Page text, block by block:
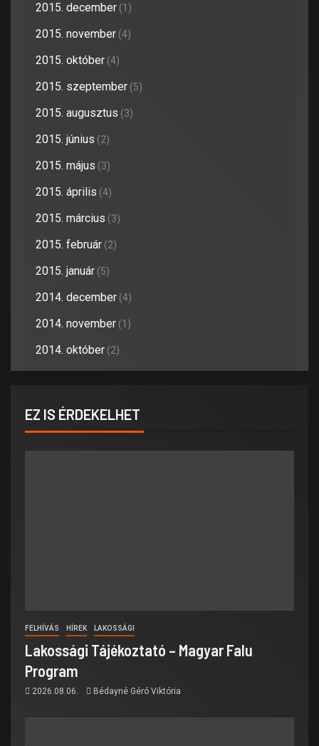
2015. december (1)
2015. november (4)
2015. október (4)
2015. szeptember (5)
2015. augusztus (3)
2015. június (2)
2015. május (3)
2015. április (4)
2015. március (3)
2015. február (2)
2015. január (5)
2014. december (4)
2014. november (1)
2014. október (2)
EZ IS ÉRDEKELHET
FELHÍVÁS HÍREK LAKOSSÁGI
Lakossági Tájékoztató – Magyar Falu
Program
2026.08.06. Bédayné Géró Viktória